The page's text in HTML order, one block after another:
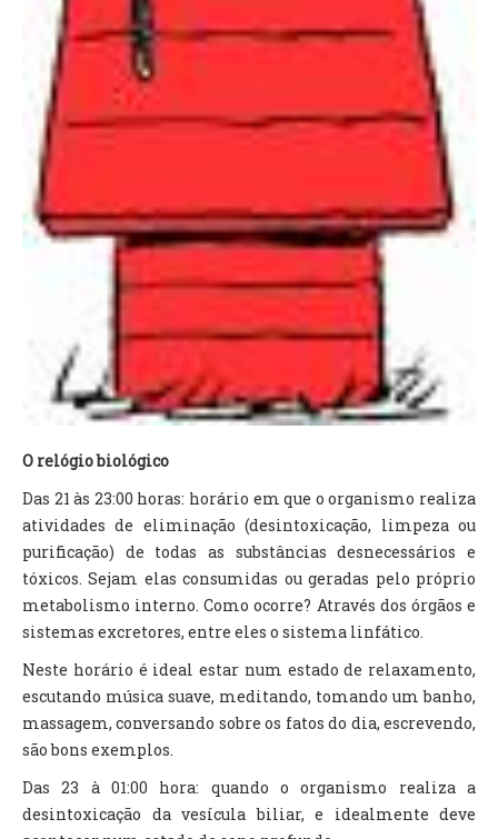
O relógio biológico
Das 21 às 23:00 horas: horário em que o organismo realiza
atividades de eliminação (desintoxicação, limpeza ou
purificação) de todas as substâncias desnecessários e
tóxicos. Sejam elas consumidas ou geradas pelo próprio
metabolismo interno. Como ocorre? Através dos órgãos e
sistemas excretores, entre eles o sistema linfático.
Neste horário é ideal estar num estado de relaxamento,
escutando música suave, meditando, tomando um banho,
massagem, conversando sobre os fatos do dia, escrevendo,
são bons exemplos.
Das 23 à 01:00 hora: quando o organismo realiza a
desintoxicação da vesícula biliar, e idealmente deve